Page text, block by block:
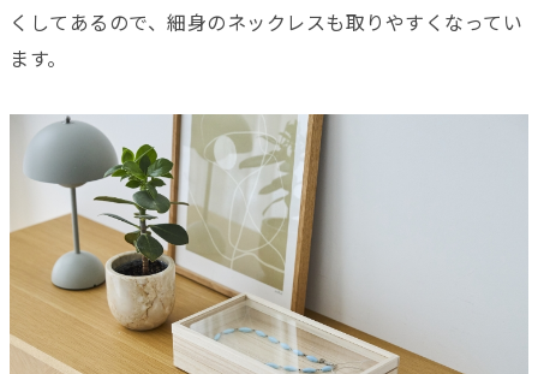
くしてあるので、細身のネックレスも取りやすくなってい
ます。